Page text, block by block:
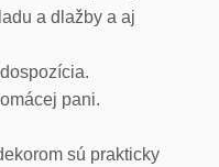
a dlažby a aj
pani.
sú prakticky